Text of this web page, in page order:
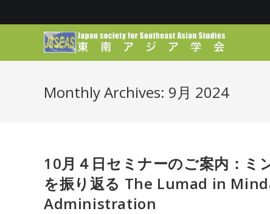
Monthly Archives: 9月 2024
10月４日セミナーのご案内：ミ
を振り返る The Lumad in
Administration